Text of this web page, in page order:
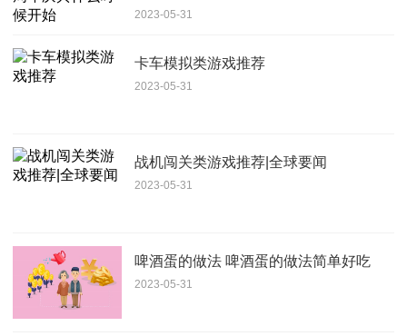
2023-05-31
卡车模拟类游戏推荐
2023-05-31
战机闯关类游戏推荐|全球要闻
2023-05-31
啤酒蛋的做法 啤酒蛋的做法简单好吃
2023-05-31